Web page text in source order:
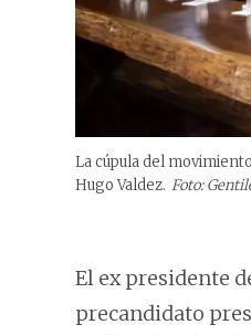
La cúpula del
Hugo Valdez. Foto:
El ex presidente
precandidato